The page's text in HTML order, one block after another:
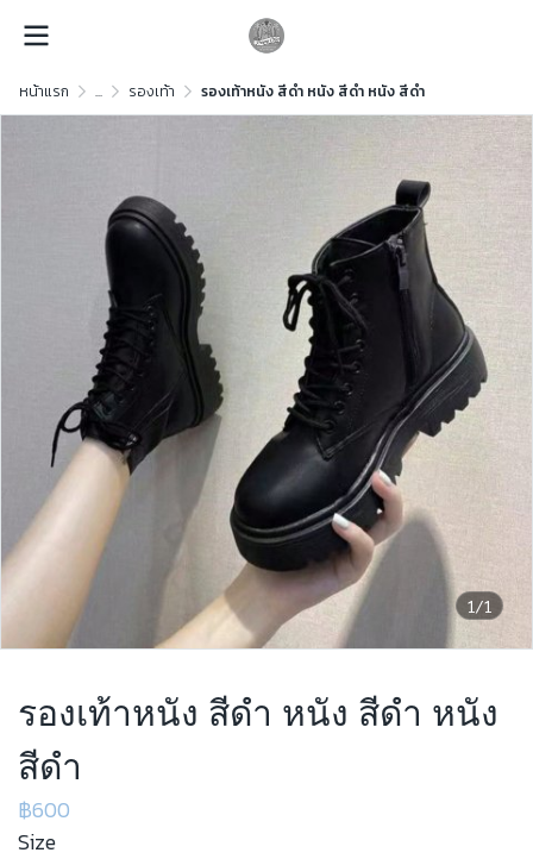
หน้าแรก ... รองเท้า รองเท้าหนัง สีดำ หนัง สีดำ หนัง สีดำ
1/1
รองเท้าหนัง สีดำ หนัง สีดำ หนัง
สีดำ
฿600
Size